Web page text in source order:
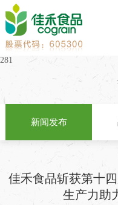
281
新闻发布
佳禾食品斩获第十
生产力助